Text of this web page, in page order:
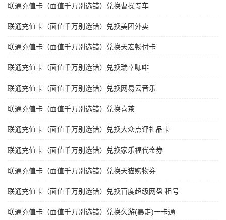
联通充值卡（面值千万别选错）兑换曹操专车
联通充值卡（面值千万别选错）兑换美团外卖
联通充值卡（面值千万别选错）兑换天宏畅付卡
联通充值卡（面值千万别选错）兑换瑞幸咖啡
联通充值卡（面值千万别选错）兑换网易云音乐
联通充值卡（面值千万别选错）兑换喜茶
联通充值卡（面值千万别选错）兑换大众点评礼品卡
联通充值卡（面值千万别选错）兑换家乐福代金券
联通充值卡（面值千万别选错）兑换天猫购物券
联通充值卡（面值千万别选错）兑换百度超级网盘 租号
联通充值卡（面值千万别选错）兑换久游(暴走)一卡通